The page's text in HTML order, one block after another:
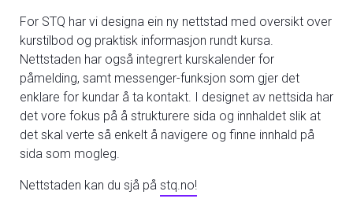
For STQ har vi designa ein ny nettstad med oversikt over
kurstilbod og praktisk informasjon rundt kursa.
Nettstaden har også integrert kurskalender for
påmelding, samt messenger-funksjon som gjer det
enklare for kundar å ta kontakt. I designet av nettsida har
det vore fokus på å strukturere sida og innhaldet slik at
det skal verte så enkelt å navigere og finne innhald på
sida som mogleg.
Nettstaden kan du sjå på stq.no!